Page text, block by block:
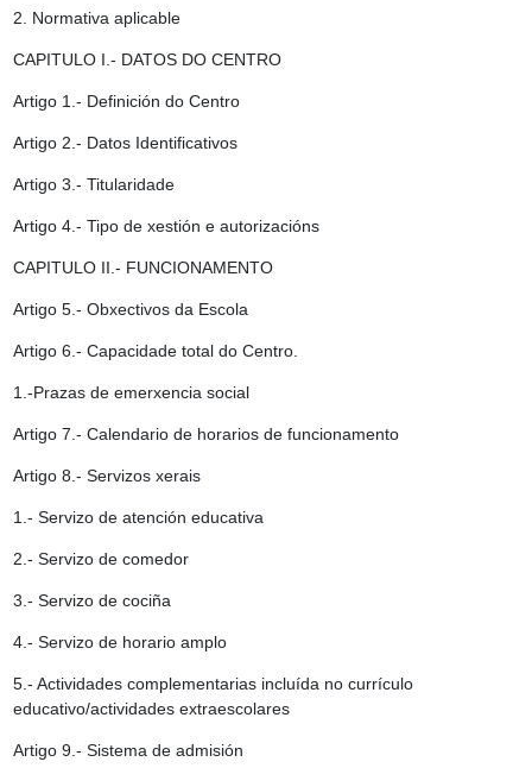
2. Normativa aplicable
CAPITULO I.- DATOS DO CENTRO
Artigo 1.- Definición do Centro
Artigo 2.- Datos Identificativos
Artigo 3.- Titularidade
Artigo 4.- Tipo de xestión e autorizacións
CAPITULO II.- FUNCIONAMENTO
Artigo 5.- Obxectivos da Escola
Artigo 6.- Capacidade total do Centro.
1.-Prazas de emerxencia social
Artigo 7.- Calendario de horarios de funcionamento
Artigo 8.- Servizos xerais
1.- Servizo de atención educativa
2.- Servizo de comedor
3.- Servizo de cociña
4.- Servizo de horario amplo
5.- Actividades complementarias incluída no currículo
educativo/actividades extraescolares
Artigo 9.- Sistema de admisión